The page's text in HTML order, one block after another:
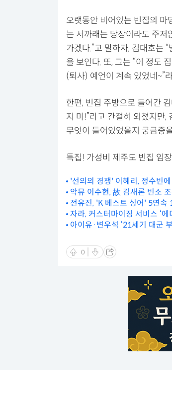
오랫동안 비어있는 빈집의 마
는 서까래는 당장이라도 주저
가겠다.”고 말하자, 김대호는
을 보인다. 또, 그는 “이 정도
(퇴사) 예언이 계속 있었네~”
한편, 빈집 주방으로 들어간
지 마!”라고 간절히 외쳤지만,
무엇이 들어있었을지 궁금증
특집! 가성비 제주도 빈집 임
'선의의 경쟁' 이혜리, 정수빈
악뮤 이수현, 故 김새론 빈소
전유진, 'K 베스트 싱어' 5연
자라, 커스터마이징 서비스 ‘에
아이유·변우석 ‘21세기 대군
0